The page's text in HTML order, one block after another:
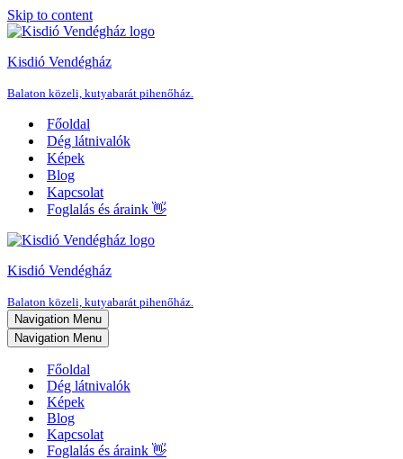
Skip to content
Kisdió Vendégház
Balaton közeli, kutyabarát pihenőház.
Főoldal
Dég látnivalók
Képek
Blog
Kapcsolat
Foglalás és áraink 👋
Kisdió Vendégház
Balaton közeli, kutyabarát pihenőház.
Navigation Menu
Navigation Menu
Főoldal
Dég látnivalók
Képek
Blog
Kapcsolat
Foglalás és áraink 👋